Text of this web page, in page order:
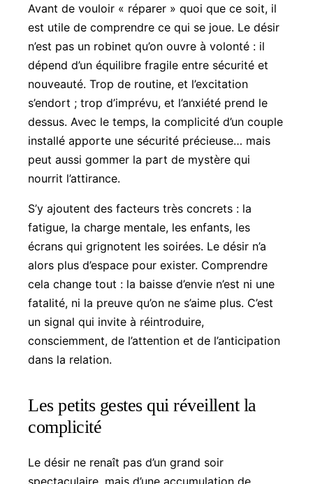
Avant de vouloir « réparer » quoi que ce soit, il
est utile de comprendre ce qui se joue. Le désir
n’est pas un robinet qu’on ouvre à volonté : il
dépend d’un équilibre fragile entre sécurité et
nouveauté. Trop de routine, et l’excitation
s’endort ; trop d’imprévu, et l’anxiété prend le
dessus. Avec le temps, la complicité d’un couple
installé apporte une sécurité précieuse… mais
peut aussi gommer la part de mystère qui
nourrit l’attirance.
S’y ajoutent des facteurs très concrets : la
fatigue, la charge mentale, les enfants, les
écrans qui grignotent les soirées. Le désir n’a
alors plus d’espace pour exister. Comprendre
cela change tout : la baisse d’envie n’est ni une
fatalité, ni la preuve qu’on ne s’aime plus. C’est
un signal qui invite à réintroduire,
consciemment, de l’attention et de l’anticipation
dans la relation.
Les petits gestes qui réveillent la
complicité
Le désir ne renaît pas d’un grand soir
spectaculaire, mais d’une accumulation de